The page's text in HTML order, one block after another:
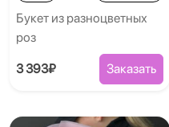
Букет из разноцветных
роз
3 393₽ Заказать